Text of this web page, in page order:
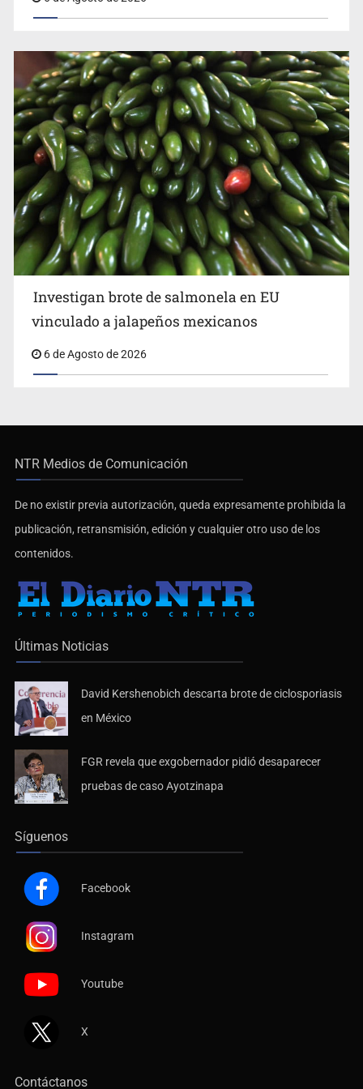
Investigan brote de salmonela en EU
vinculado a jalapeños mexicanos
6 de Agosto de 2026
NTR Medios de Comunicación
De no existir previa autorización, queda expresamente prohibida la
publicación, retransmisión, edición y cualquier otro uso de los
contenidos.
Últimas Noticias
David Kershenobich descarta brote de ciclosporiasis
en México
FGR revela que exgobernador pidió desaparecer
pruebas de caso Ayotzinapa
Síguenos
Facebook
Instagram
Youtube
X
Contáctanos